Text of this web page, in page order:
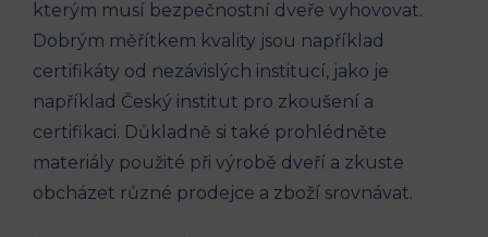
kterým musí bezpečnostní dveře vyhovovat.
Dobrým měřítkem kvality jsou například
certifikáty od nezávislých institucí, jako je
například Český institut pro zkoušení a
certifikaci. Důkladně si také prohlédněte
materiály použité při výrobě dveří a zkuste
obcházet různé prodejce a zboží srovnávat.